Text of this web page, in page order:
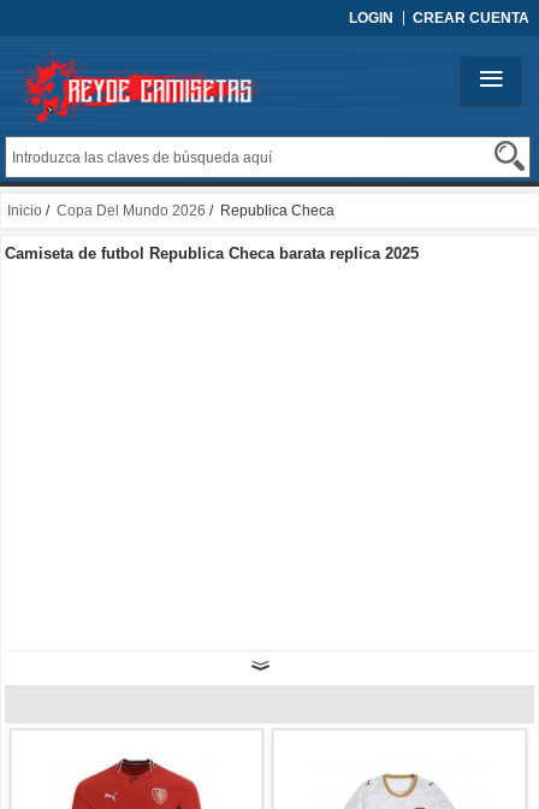
LOGIN CREAR CUENTA
Inicio / Copa Del Mundo 2026 / Republica Checa
Camiseta de futbol Republica Checa barata replica 2025